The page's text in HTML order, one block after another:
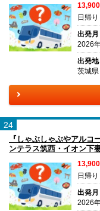
日帰り
出発月
2026
出発地
茨城県
24
『しゃぶしゃぶやアル
ンテラス筑西・イオン下
日帰り
出発月
2026